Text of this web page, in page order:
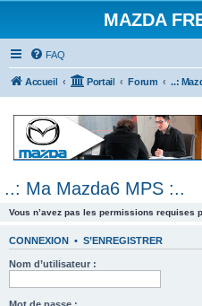
MAZDA
FAQ
Accueil Portail Forum
..: Ma Mazda6 MPS :..
Vous n’avez pas les permissions requises
CONNEXION • S’ENREGISTRER
Nom d’utilisateur :